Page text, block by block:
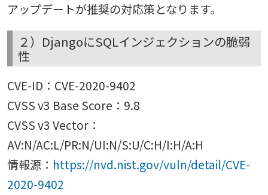
アップデートが推奨の対応策となります。
２）DjangoにSQLインジェクションの脆弱
性
CVE-ID：CVE-2020-9402
CVSS v3 Base Score：9.8
CVSS v3 Vector：
AV:N/AC:L/PR:N/UI:N/S:U/C:H/I:H/A:H
情報源： https://nvd.nist.gov/vuln/detail/CVE-
2020-9402